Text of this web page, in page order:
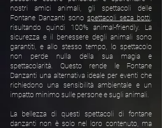
nostri amici animali, gli spettacoli delle
Fontane Danzanti sono spettacoli seza botti
risultando quindi 100% animal-friendly. La
sicurezza e il benessere degli animali sono
garantiti, e allo stesso tempo, lo spettacolo
non perde nulla della sua magia e
spettacolarità. Questo rende le Fontane
Danzanti una alternativa ideale per eventi che
richiedono una sensibilità ambientale e un
impatto minimo sulle persone e sugli animali.
La bellezza di questi spettacoli di fontane
danzanti non è solo nel loro contenuto, ma